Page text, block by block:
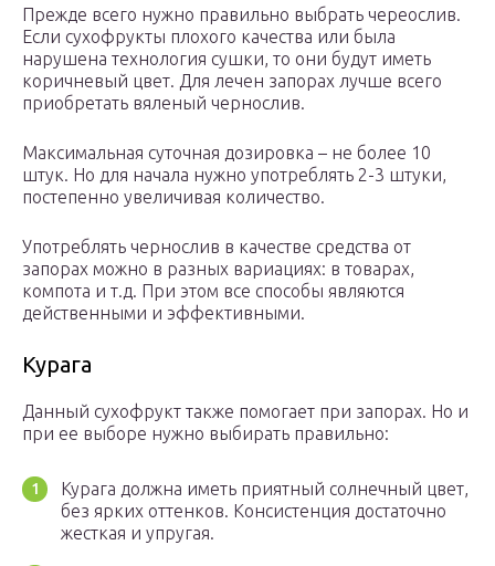
Прежде всего нужно правильно выбрать череослив.
Если сухофрукты плохого качества или была
нарушена технология сушки, то они будут иметь
коричневый цвет. Для лечен запорах лучше всего
приобретать вяленый чернослив.
Максимальная суточная дозировка – не более 10
штук. Но для начала нужно употреблять 2-3 штуки,
постепенно увеличивая количество.
Употреблять чернослив в качестве средства от
запорах можно в разных вариациях: в товарах,
компота и т.д. При этом все способы являются
действенными и эффективными.
Курага
Данный сухофрукт также помогает при запорах. Но и
при ее выборе нужно выбирать правильно:
Курага должна иметь приятный солнечный цвет,
без ярких оттенков. Консистенция достаточно
жесткая и упругая.